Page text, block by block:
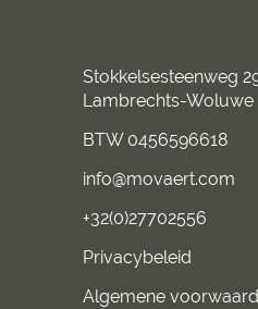
Stokkelsesteenweg
Lambrechts-Woluwe
BTW 0456596618
info@movaert.com
+32(0)27702556
Privacybeleid
Algemene